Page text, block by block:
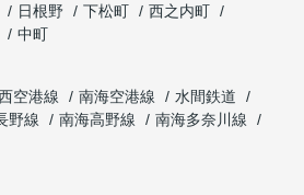
日根野 下松町
西之内町
中町
空港線 南海空港線
水間鉄道
野線 南海高野線
南海多奈川線